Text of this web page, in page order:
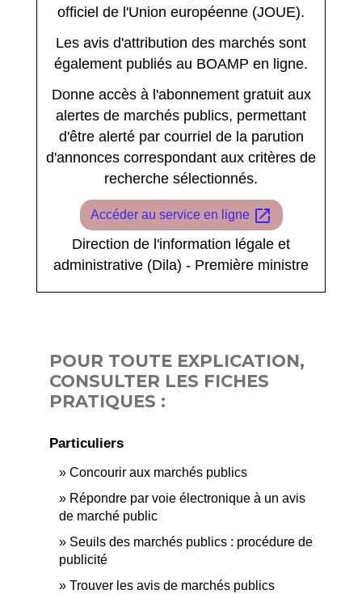
officiel de l'Union européenne (JOUE).
Les avis d'attribution des marchés sont
également publiés au BOAMP en ligne.
Donne accès à l'abonnement gratuit aux
alertes de marchés publics, permettant
d'être alerté par courriel de la parution
d'annonces correspondant aux critères de
recherche sélectionnés.
Accéder au service en ligne open_in_new
Direction de l'information légale et
administrative (Dila) - Première ministre
POUR TOUTE EXPLICATION,
CONSULTER LES FICHES
PRATIQUES :
Particuliers
Concourir aux marchés publics
Répondre par voie électronique à un avis
de marché public
Seuils des marchés publics : procédure de
publicité
Trouver les avis de marchés publics